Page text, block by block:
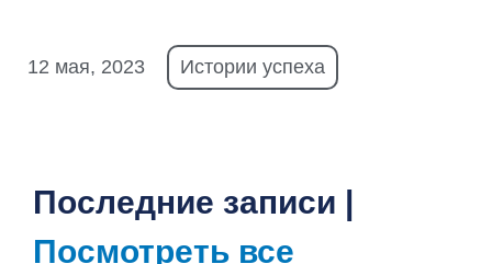
12 мая, 2023 Истории успеха
Последние записи |
Посмотреть все